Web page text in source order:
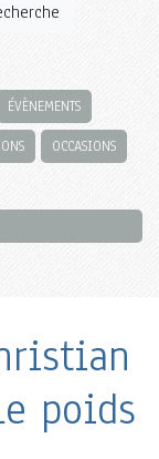
ÉVÈNEMENTS
OCCASIONS
poids